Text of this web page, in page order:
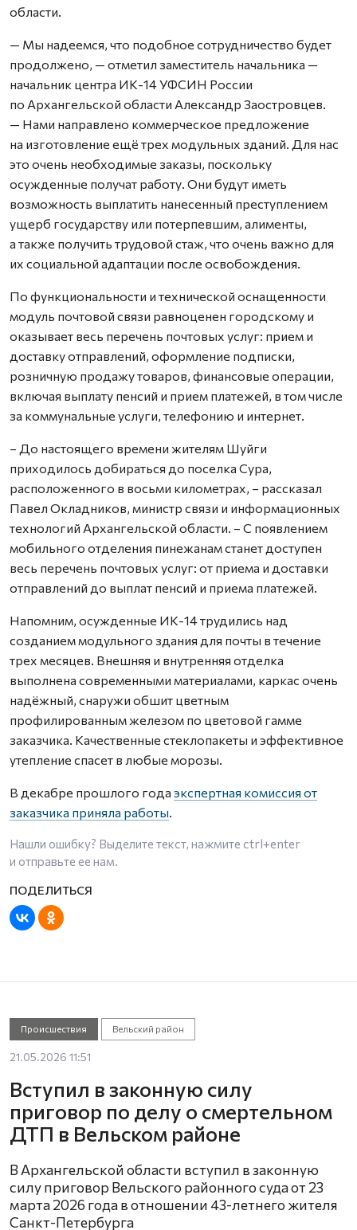
области.
— Мы надеемся, что подобное сотрудничество будет
продолжено, — отметил заместитель начальника —
начальник центра ИК-14 УФСИН России
по Архангельской области Александр Заостровцев.
— Нами направлено коммерческое предложение
на изготовление ещё трех модульных зданий. Для нас
это очень необходимые заказы, поскольку
осужденные получат работу. Они будут иметь
возможность выплатить нанесенный преступлением
ущерб государству или потерпевшим, алименты,
а также получить трудовой стаж, что очень важно для
их социальной адаптации после освобождения.
По функциональности и технической оснащенности
модуль почтовой связи равноценен городскому и
оказывает весь перечень почтовых услуг: прием и
доставку отправлений, оформление подписки,
розничную продажу товаров, финансовые операции,
включая выплату пенсий и прием платежей, в том числе
за коммунальные услуги, телефонию и интернет.
– До настоящего времени жителям Шуйги
приходилось добираться до поселка Сура,
расположенного в восьми километрах, – рассказал
Павел Окладников, министр связи и информационных
технологий Архангельской области. – С появлением
мобильного отделения пинежанам станет доступен
весь перечень почтовых услуг: от приема и доставки
отправлений до выплат пенсий и приема платежей.
Напомним, осужденные ИК-14 трудились над
созданием модульного здания для почты в течение
трех месяцев. Внешняя и внутренняя отделка
выполнена современными материалами, каркас очень
надёжный, снаружи обшит цветным
профилированным железом по цветовой гамме
заказчика. Качественные стеклопакеты и эффективное
утепление спасет в любые морозы.
В декабре прошлого года экспертная комиссия от
заказчика приняла работы.
Нашли ошибку? Выделите текст, нажмите ctrl+enter
и отправьте ее нам.
Происшествия Вельский район
21.05.2026 11:51
Вступил в законную силу
приговор по делу о смертельном
ДТП в Вельском районе
В Архангельской области вступил в законную
силу приговор Вельского районного суда от 23
марта 2026 года в отношении 43-летнего жителя
Санкт-Петербурга